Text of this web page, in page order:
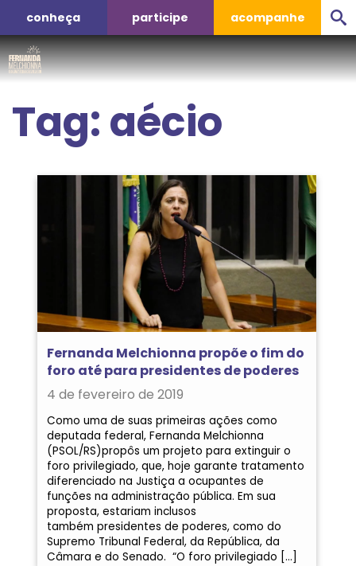
conheça participe acompanhe
Tag:aécio
Fernanda Melchionna propõe o fim do
foro até para presidentes de poderes
4 de fevereiro de 2019
Como uma de suas primeiras ações como
deputada federal, Fernanda Melchionna
(PSOL/RS)propôs um projeto para extinguir o
foro privilegiado, que, hoje garante tratamento
diferenciado na Justiça a ocupantes de
funções na administração pública. Em sua
proposta, estariam inclusos
também presidentes de poderes, como do
Supremo Tribunal Federal, da República, da
Câmara e do Senado. “O foro privilegiado […]